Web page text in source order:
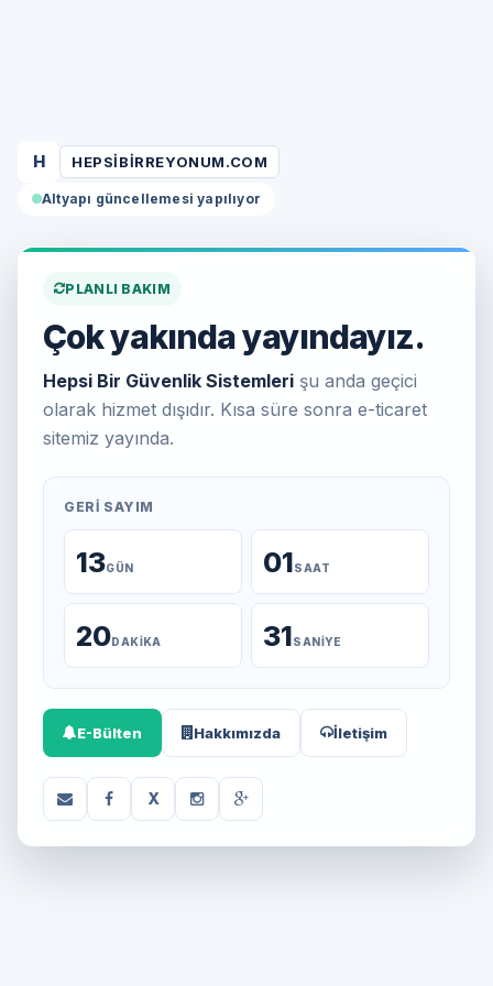
H HEPSIBIRREYONUM.COM
Altyapı güncellemesi yapılıyor
PLANLI BAKIM
Çok yakında yayındayız.
Hepsi Bir Güvenlik Sistemleri şu anda geçici
olarak hizmet dışıdır. Kısa süre sonra e-ticaret
sitemiz yayında.
GERI SAYIM
13GÜN 01SAAT
20DAKIKA 31SANIYE
E-Bülten Hakkımızda İletişim
X